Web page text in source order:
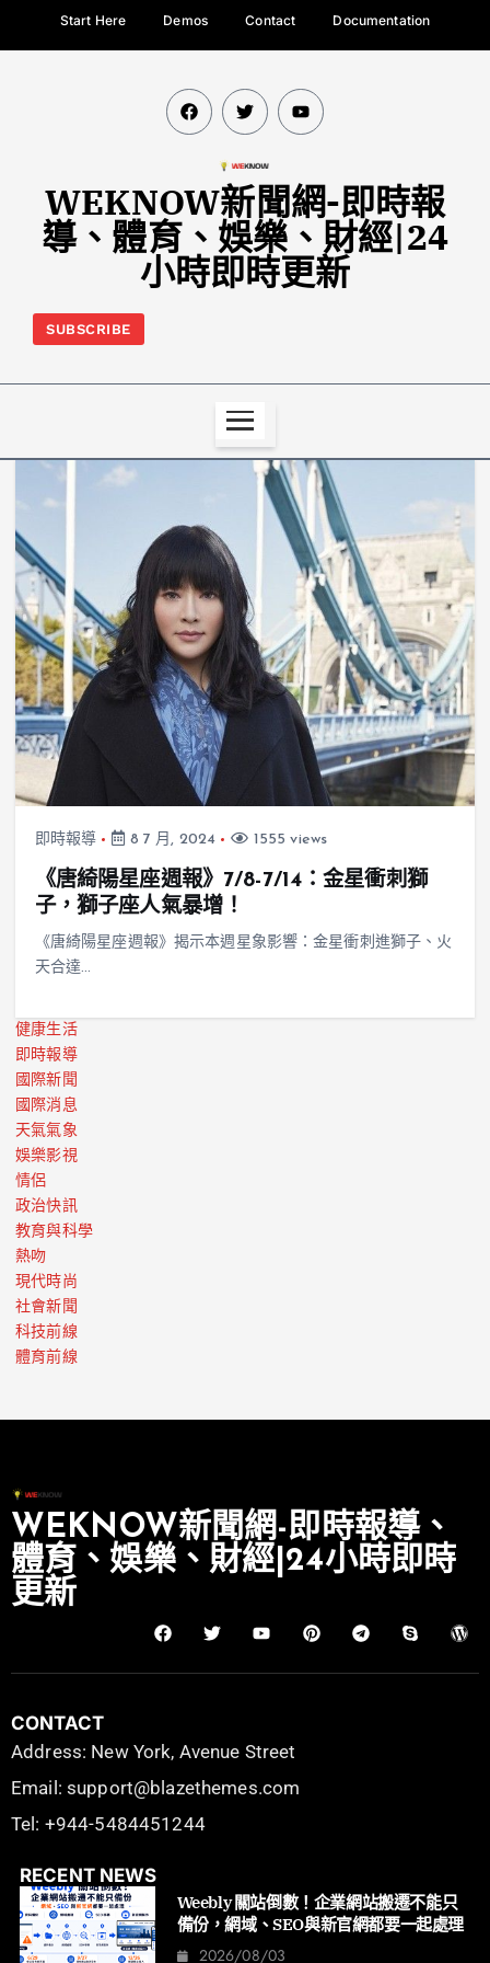
Start Here Demos Contact Documentation
WEKNOW新聞網-即時報
導、體育、娛樂、財經|24
小時即時更新
SUBSCRIBE
即時報導 8 7 月, 2024 1555 views
《唐綺陽星座週報》7/8-7/14：金星衝刺獅
子，獅子座人氣暴增！
《唐綺陽星座週報》揭示本週星象影響：金星衝刺進獅子、火
天合達…
健康生活
即時報導
國際新聞
國際消息
天氣氣象
娛樂影視
情侶
政治快訊
教育與科學
熱吻
現代時尚
社會新聞
科技前線
體育前線
WEKNOW新聞網-即時報導、
體育、娛樂、財經|24小時即時
更新
CONTACT
Address: New York, Avenue Street
Email: support@blazethemes.com
Tel: +944-5484451244
RECENT NEWS
Weebly 關站倒數！企業網站搬遷不能只
備份，網域、SEO與新官網都要一起處理
2026/08/03